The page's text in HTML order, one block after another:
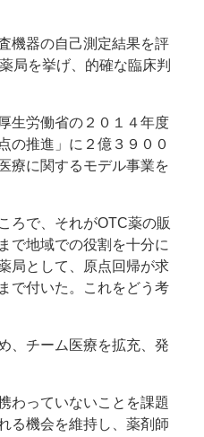
機器の自己測定結果を評
局を挙げ、的確な臨床判
生労働省の２０１４年度
の推進」に２億３９００
療に関するモデル事業を
ろで、それがOTC薬の販
で地域での役割を十分に
局として、原点回帰が求
で付いた。これをどう考
、チーム医療を拡充、発
わっていないことを課題
る機会を維持し、薬剤師